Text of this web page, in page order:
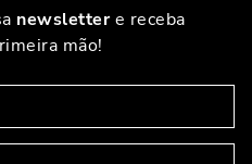
newslettere receba
mão!